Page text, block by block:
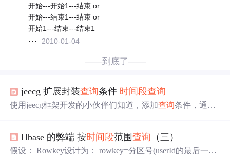
开始---开始1---结束 or
开始---结束1---结束 or
开始1---结束---结束1
2010-01-04
——到底了——
jeecg 扩展封装查询条件 时间段查询
使用jeecg框架开发的小伙伴们知道，添加查询条件，通常
输入框输入查询和下拉框查询（如果你配置的该字段使用
了replace）。显然，这样的查询条件根本满足不了我们的
Hbase 的弊端 按时间段范围查询 （三）
假设： Rowkey设计为： rowkey=分区号(userId的最后一位